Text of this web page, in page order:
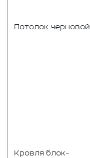
Потолок черновой
Кровля блок-